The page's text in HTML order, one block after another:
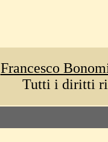
Francesco
Tutti i diritti